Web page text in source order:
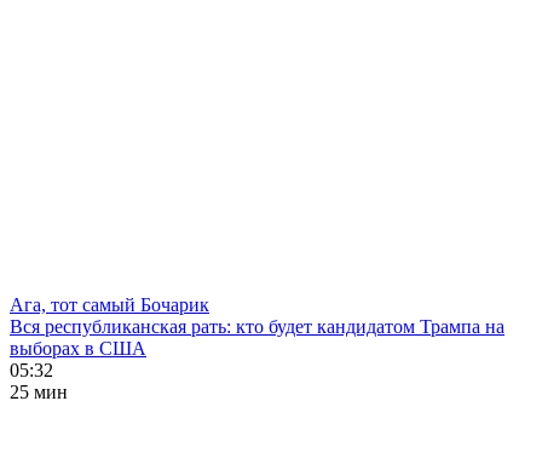
Ага, тот самый Бочарик
Вся республиканская рать: кто будет кандидатом Трампа на
выборах в США
05:32
25 мин